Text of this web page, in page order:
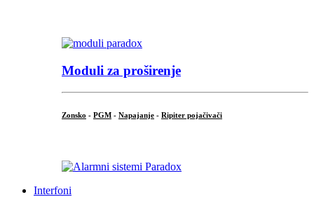
Moduli za proširenje
Zonsko - PGM - Napajanje - Ripiter pojačivači
Interfoni